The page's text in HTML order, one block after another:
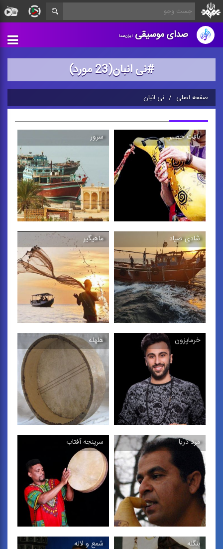
صدای موسیقیایران‌صدا
#نی انبان(23 مورد)
صفحه اصلی نی انبان
بافت حصیر
بافت حصیر
قطعه بی كلام جنوبی
سرور
سرور
موسیقی تلفیقی جنوبی
ساخته نوذر سعادت‌ پور،
1396
شادی صیاد
شادی صیاد
قطعه‌ی بی‌كلام جنوبی
ماهیگیر
ماهیگیر
موسیقی بی‌كلام بندری
خرماپزون
خرماپزون
قطعه ی بی كلام جنوبی
هلهله
هلهله
قطعه ی بی كلام جنوبی
مرد دریا سرپنجه آفتاب
بنگله شمع و لاله